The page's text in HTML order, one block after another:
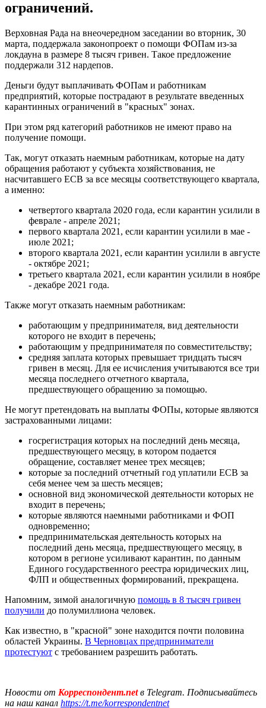
ограничений.
Верховная Рада на внеочередном заседании во вторник, 30
марта, поддержала законопроект о помощи ФОПам из-за
локдауна в размере 8 тысяч гривен. Такое предложение
поддержали 312 нардепов.
Деньги будут выплачивать ФОПам и работникам
предприятий, которые пострадают в результате введенных
карантинных ограничений в "красных" зонах.
При этом ряд категорий работников не имеют право на
получение помощи.
Так, могут отказать наемным работникам, которые на дату
обращения работают у субъекта хозяйствования, не
насчитавшего ЕСВ за все месяцы соответствующего квартала,
а именно:
четвертого квартала 2020 года, если карантин усилили в
феврале - апреле 2021;
первого квартала 2021, если карантин усилили в мае -
июле 2021;
второго квартала 2021, если карантин усилили в августе
- октябре 2021;
третьего квартала 2021, если карантин усилили в ноябре
- декабре 2021 года.
Также могут отказать наемным работникам:
работающим у предпринимателя, вид деятельности
которого не входит в перечень;
работающим у предпринимателя по совместительству;
средняя заплата которых превышает тридцать тысяч
гривен в месяц. Для ее исчисления учитываются все три
месяца последнего отчетного квартала,
предшествующего обращению за помощью.
Не могут претендовать на выплаты ФОПы, которые являются
застрахованными лицами:
госрегистрация которых на последний день месяца,
предшествующего месяцу, в котором подается
обращение, составляет менее трех месяцев;
которые за последний отчетный год уплатили ЕСВ за
себя менее чем за шесть месяцев;
основной вид экономической деятельности которых не
входит в перечень;
которые являются наемными работниками и ФОП
одновременно;
предпринимательская деятельность которых на
последний день месяца, предшествующего месяцу, в
котором в регионе усиливают карантин, по данным
Единого государственного реестра юридических лиц,
ФЛП и общественных формирований, прекращена.
Напомним, зимой аналогичную помощь в 8 тысяч гривен
получили до полумиллиона человек.
Как известно, в "красной" зоне находится почти половина
областей Украины. В Черновцах предприниматели
протестуют с требованием разрешить работать.
Новости от Корреспондент.netв Telegram. Подписывайтесь
на наш канал https://t.me/korrespondentnet